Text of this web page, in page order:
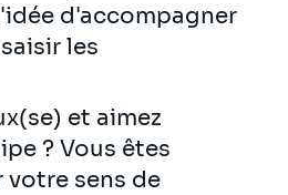
d'accompagner
les
et aimez
? Vous êtes
sens de